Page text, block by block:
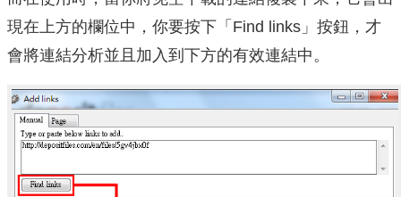
現在上方的欄位中，你要按下「Find links」按鈕，才
會將連結分析並且加入到下方的有效連結中。